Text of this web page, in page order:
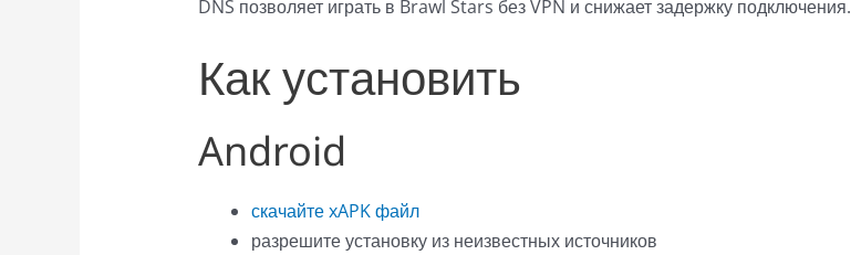
DNS позволяет играть в Brawl Stars без VPN и снижает задержку подключения.
Как установить
Android
скачайте xAPK файл
разрешите установку из неизвестных источников